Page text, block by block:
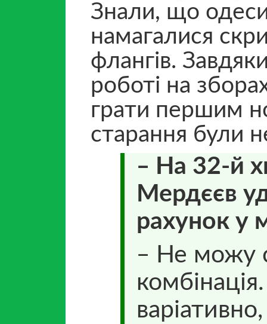
Знали, що
намагалися
флангів.
роботі на
грати першим
старання були
‒ На 32-й
Мердєєв
рахунок у
‒ Не можу